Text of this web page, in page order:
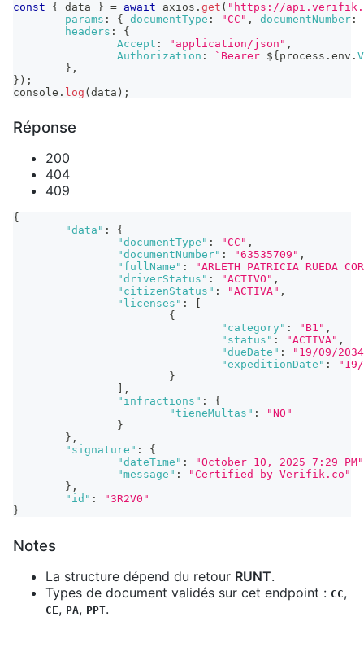
const
{ data } = await axios . get ( "https://
params : { documentType : "CC" , documentNumber :
headers :
{
Accept : "application/json" ,
Authorization : ` Bearer ${ process . env .
} ,
} ) ;
console . log ( data ) ;
Réponse
200
404
409
{
"data" :
{
"documentType" : "CC" ,
"documentNumber" : "63535709" ,
"fullName" :
"ARLETH PATRICIA RUEDA
"driverStatus" : "ACTIVO" ,
"citizenStatus" : "ACTIVA" ,
"licenses" :
{
"category" : "B1" ,
"status" : "ACTIVA" ,
"dueDate" :
"19/09/
"expeditionDate" :
}
,
"infractions" :
{
"tieneMultas" :
"NO"
}
} ,
"signature" :
{
"dateTime" :
"October 10, 2025 7:29 PM"
"message" :
"Certified by Verifik.co"
} ,
"id" :
"3R2V0"
}
Notes
La structure dépend du retour RUNT.
Types de document validés sur cet endpoint : CC,
CE, PA, PPT.